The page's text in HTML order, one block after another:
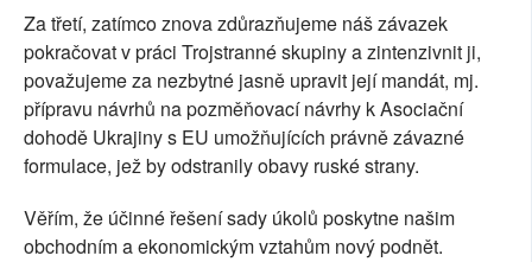
Za třetí, zatímco znova zdůrazňujeme náš závazek
pokračovat v práci Trojstranné skupiny a zintenzivnit ji,
považujeme za nezbytné jasně upravit její mandát, mj.
přípravu návrhů na pozměňovací návrhy k Asociační
dohodě Ukrajiny s EU umožňujících právně závazné
formulace, jež by odstranily obavy ruské strany.
Věřím, že účinné řešení sady úkolů poskytne našim
obchodním a ekonomickým vztahům nový podnět.